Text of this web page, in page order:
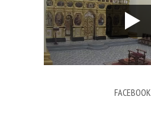
FACEBOOK